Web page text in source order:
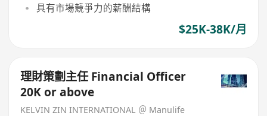
具有市場競爭力的薪酬結構
$25K-38K/月
理財策劃主任 Financial Officer
20K or above
KELVIN ZIN INTERNATIONAL ＠ Manulife